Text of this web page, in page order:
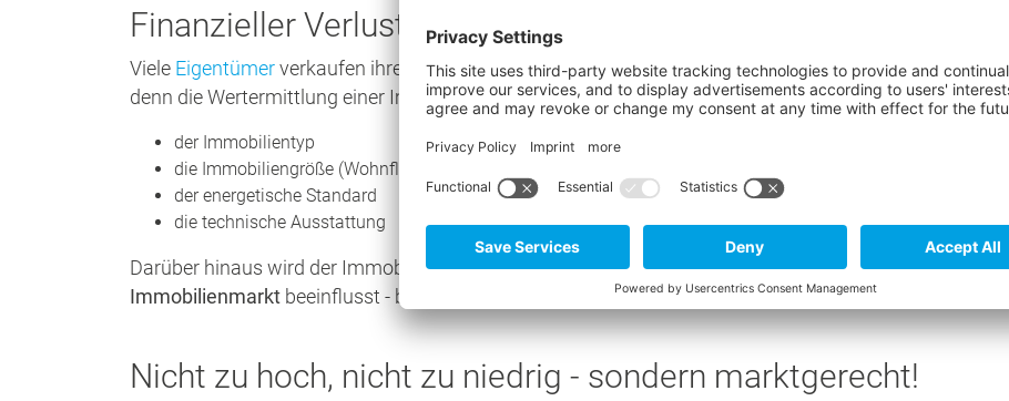
Finanzieller Verlust durch zu niedrige Preisforderung
Viele Eigentümerverkaufen ihre Immobilie unter Wert - schlicht und ergreifend, weil sie es nicht
denn die Wertermittlung einer Immobilie ist ein sehrkomplexes Unterfangen, in das verschiedene
der Immobilientyp
die Immobiliengröße (Wohnfläche, Nutzfläche, Grundstück)
der energetische Standard
die technische Ausstattung
Darüber hinaus wird der Immobilienwert in hohem Maße durch dieAttraktivität der Lagesowie durch
Immobilienmarkt beeinflusst - beides Faktoren, die ein Laie kaum realistisch einschätzen kann.
Nicht zu hoch, nicht zu niedrig - sondern marktgerecht!